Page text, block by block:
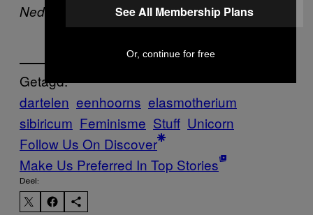
Nederland er. Like onze pagina.
Getagd:
dartelen eenhoorns elasmotherium
sibiricum Feminisme Stuff Unicorn
Follow Us On Discover
Make Us Preferred In Top Stories
Deel:
See All Membership Plans
Or, continue for free